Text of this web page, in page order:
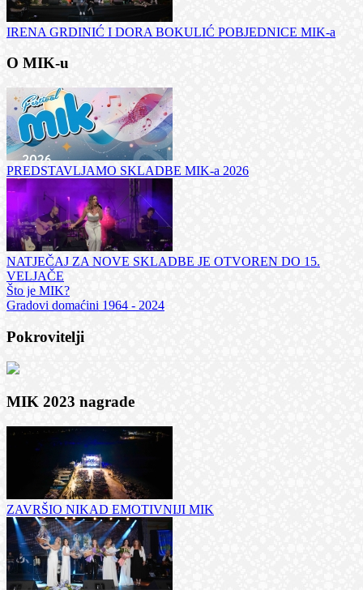
IRENA GRDINIĆ I DORA BOKULIĆ POBJEDNICE MIK-a
O MIK-u
PREDSTAVLJAMO SKLADBE MIK-a 2026
NATJEČAJ ZA NOVE SKLADBE JE OTVOREN DO 15.
VELJAČE
Što je MIK?
Gradovi domaćini 1964 - 2024
Pokrovitelji
MIK 2023 nagrade
ZAVRŠIO NIKAD EMOTIVNIJI MIK